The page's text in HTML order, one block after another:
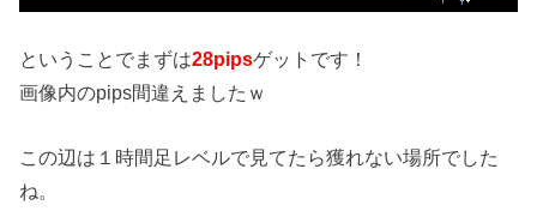
ということでまずは28pipsゲットです！
画像内のpips間違えましたｗ
この辺は１時間足レベルで見てたら獲れない場所でした
ね。